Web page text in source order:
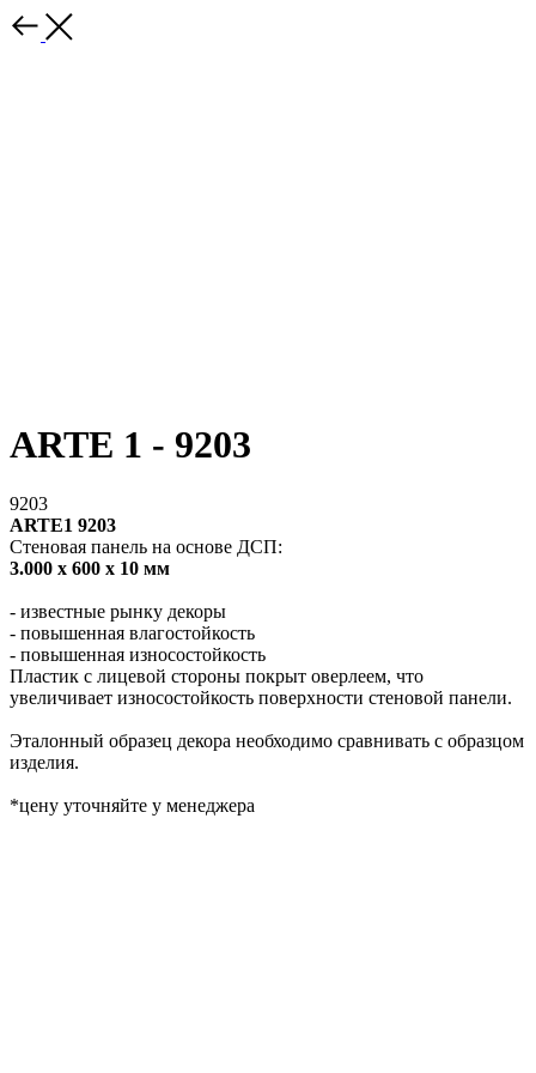
ARTE 1 - 9203
9203
ARTE1 9203
Стеновая панель на основе ДСП:
3.000 х 600 х 10 мм
- известные рынку декоры
- повышенная влагостойкость
- повышенная износостойкость
Пластик с лицевой стороны покрыт оверлеем, что
увеличивает износостойкость поверхности стеновой панели.
Эталонный образец декора необходимо сравнивать с образцом
изделия.
*цену уточняйте у менеджера